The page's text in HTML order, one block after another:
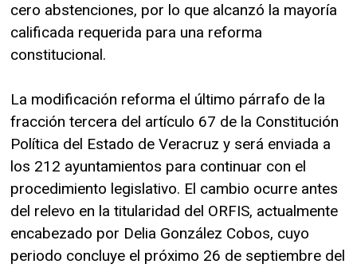
cero abstenciones, por lo que alcanzó la mayoría
calificada requerida para una reforma
constitucional.
La modificación reforma el último párrafo de la
fracción tercera del artículo 67 de la Constitución
Política del Estado de Veracruz y será enviada a
los 212 ayuntamientos para continuar con el
procedimiento legislativo. El cambio ocurre antes
del relevo en la titularidad del ORFIS, actualmente
encabezado por Delia González Cobos, cuyo
periodo concluye el próximo 26 de septiembre del